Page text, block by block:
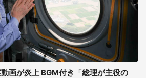
画が炎上 BGM付き「総理が主役の